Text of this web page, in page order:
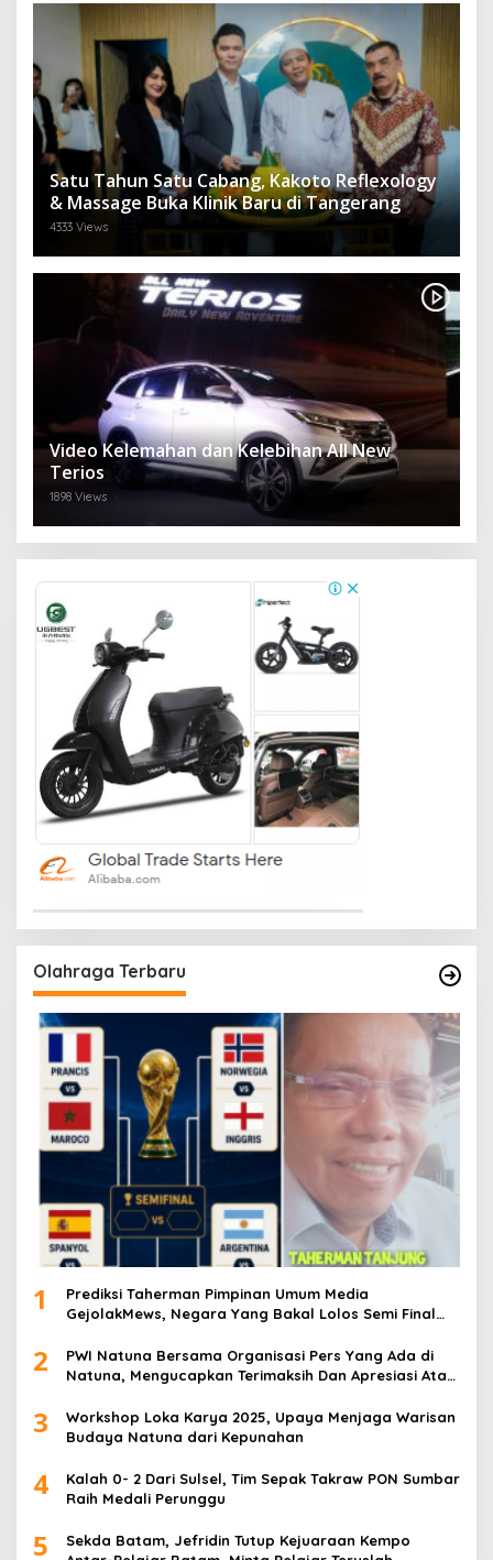
Satu Tahun Satu Cabang, Kakoto Reflexology
& Massage Buka Klinik Baru di Tangerang
4333 Views
Video Kelemahan dan Kelebihan All New
Terios
1898 Views
Olahraga Terbaru
1
Prediksi Taherman Pimpinan Umum Media
GejolakMews, Negara Yang Bakal Lolos Semi Final
2
PWI Natuna Bersama Organisasi Pers Yang Ada di
Natuna, Mengucapkan Terimaksih Dan Apresiasi Atas
dan Insan Pers
3
Workshop Loka Karya 2025, Upaya Menjaga Warisan
Budaya Natuna dari Kepunahan
4
Kalah 0- 2 Dari Sulsel, Tim Sepak Takraw PON Sumbar
Raih Medali Perunggu
5
Sekda Batam, Jefridin Tutup Kejuaraan Kempo